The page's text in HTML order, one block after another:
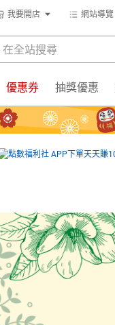
我要開店 網站導覽
優惠券 抽獎優惠